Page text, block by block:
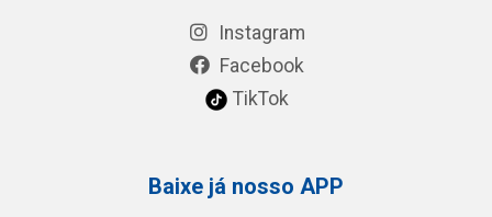
Instagram
Facebook
TikTok
Baixe já nosso APP